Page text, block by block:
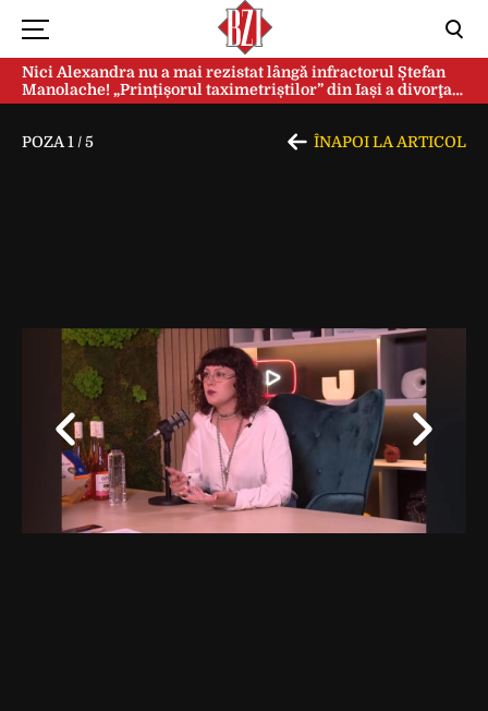
Nici Alexandra nu a mai rezistat lângă infractorul Ștefan
Manolache! „Prințișorul taximetriștilor” din Iași a divorţat
după doi ani de căsnicie
POZA 1 /5 ÎNAPOI LA ARTICOL